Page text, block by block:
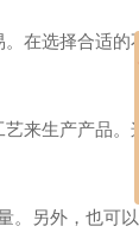
在选择合适的
来生产产品。
。另外，也可